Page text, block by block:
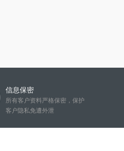
信息保密
所有客户资料严格保密，保护
客户隐私免遭外泄